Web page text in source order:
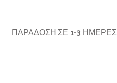
ΠΑΡΆΔΟΣΗ ΣΕ 1-3 ΗΜΈΡΕΣ